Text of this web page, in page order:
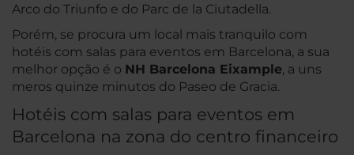
Arco do Triunfo e do Parc de la Ciutadella.
Porém, se procura um local mais tranquilo com
hotéis com salas para eventos em Barcelona, a sua
melhor opção é o NH Barcelona Eixample, a uns
meros quinze minutos do Paseo de Gracia.
Hotéis com salas para eventos em
Barcelona na zona do centro financeiro